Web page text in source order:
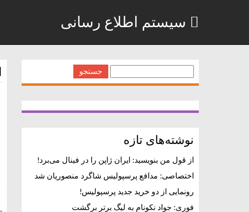
سیستم اطلاع رسانی
نوشته‌های تازه
از قول من بنویسید: ایران ژاپن را در فینال می‌برد!
اختصاصی: مدافع پرسپولیس شاگرد منصوریان شد
رونمایی از دو خرید جدید پرسپولیس!
فوری: جواد نکونام به لیگ برتر برگشت